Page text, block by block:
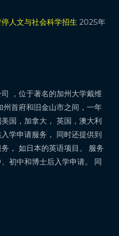
人文与社会科学招生 2025年
，位于著名的加州大学戴维
首府和旧金山市之间，一年
国，加拿大， 英国，澳大利
学申请服务， 同时还提供到
， 如日本的英语项目。 服务
初中和博士后入学申请。 同